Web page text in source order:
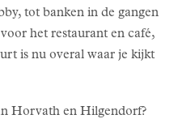
tot banken in de gangen
het restaurant en café,
is nu overal waar je kijkt
Horvath en Hilgendorf?